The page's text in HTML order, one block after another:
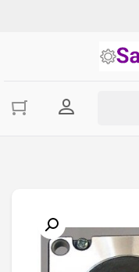
ورود به